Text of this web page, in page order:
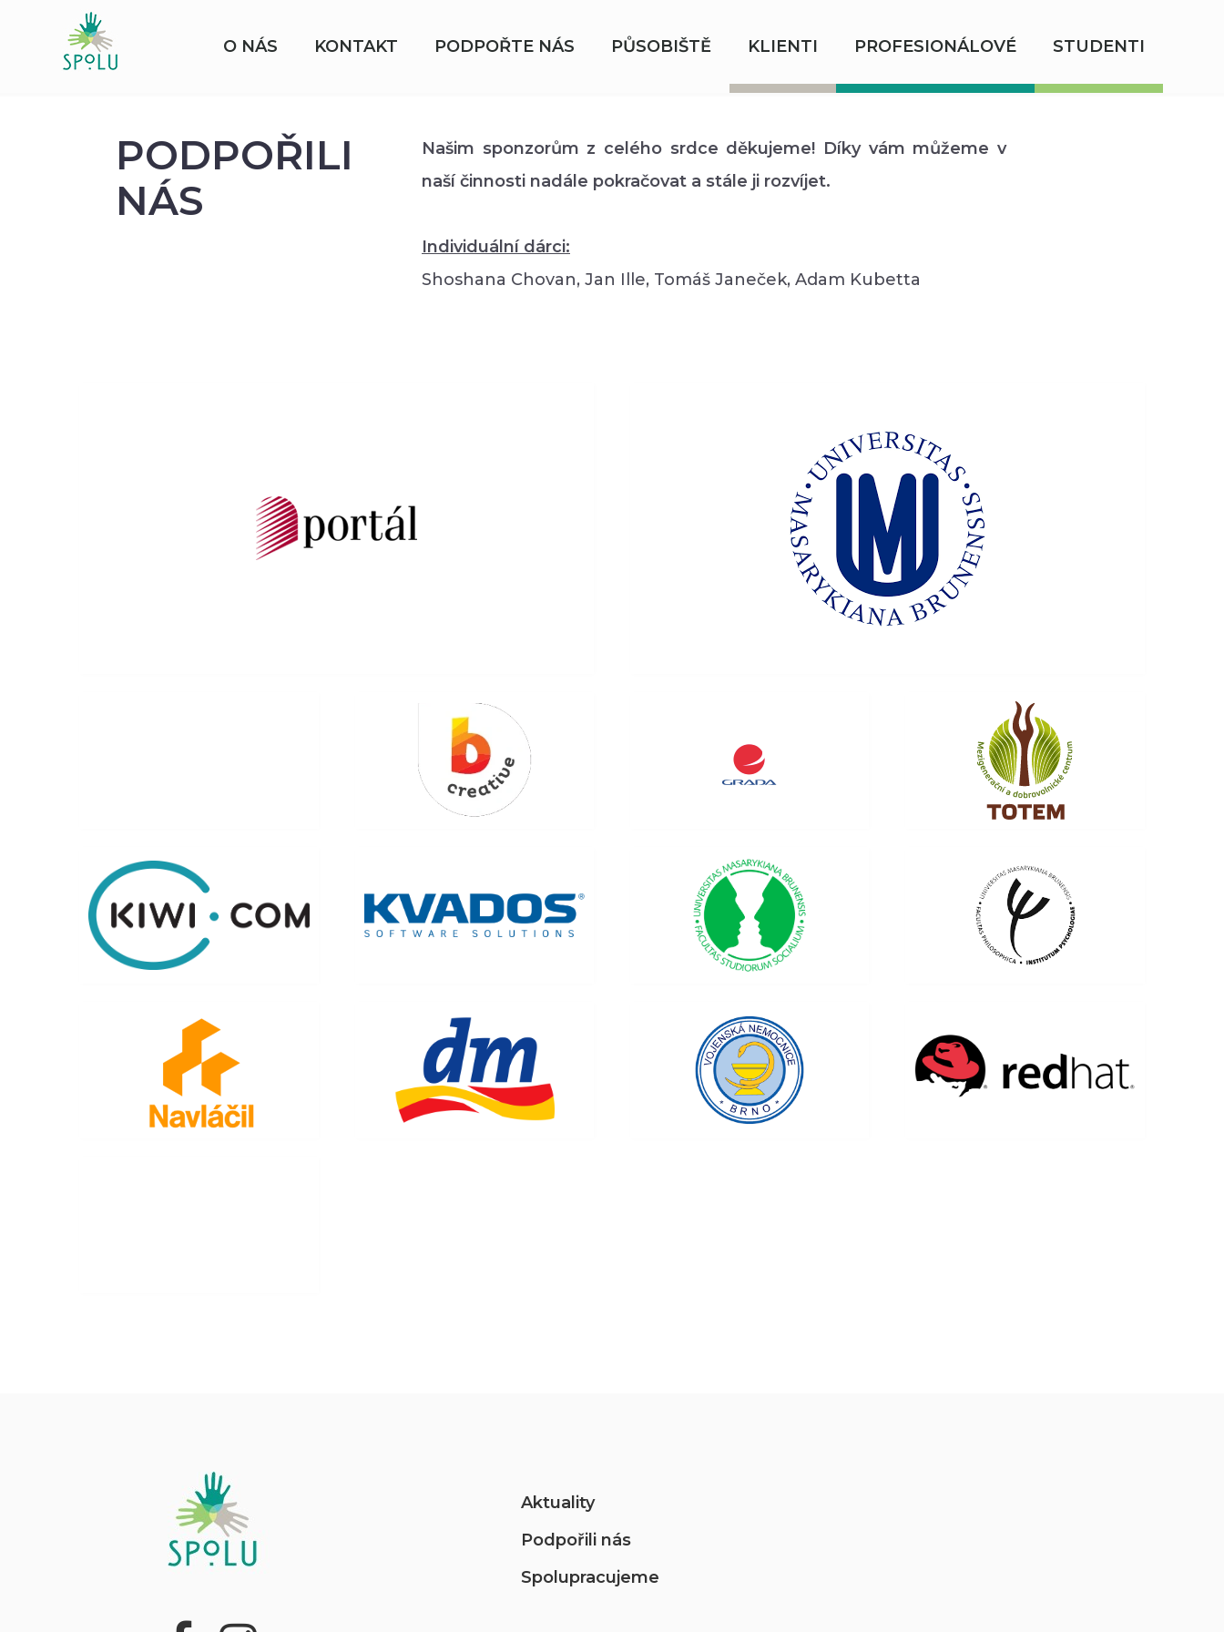
O NÁS KONTAKT PODPOŘTE NÁS PŮSOBIŠTĚ KLIENTI PROFESIONÁLOVÉ STUDENTI
PODPOŘILI
NÁS
Našim sponzorům z celého srdce děkujeme! Díky vám můžeme v
naší činnosti nadále pokračovat a stále ji rozvíjet.
Individuální dárci:
Shoshana Chovan, Jan Ille, Tomáš Janeček, Adam Kubetta
Aktuality
Podpořili nás
Spolupracujeme